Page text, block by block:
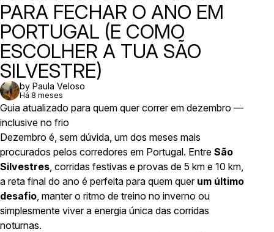
PARA FECHAR O ANO EM
PORTUGAL (E COMO
ESCOLHER A TUA SÃO
SILVESTRE)
by Paula Veloso
Há 8 meses
Guia atualizado para quem quer correr em dezembro —
inclusive no frio
Dezembro é, sem dúvida, um dos meses mais
procurados pelos corredores em Portugal. Entre São
Silvestres, corridas festivas e provas de 5 km e 10 km,
a reta final do ano é perfeita para quem quer um último
desafio, manter o ritmo de treino no inverno ou
simplesmente viver a energia única das corridas
noturnas.